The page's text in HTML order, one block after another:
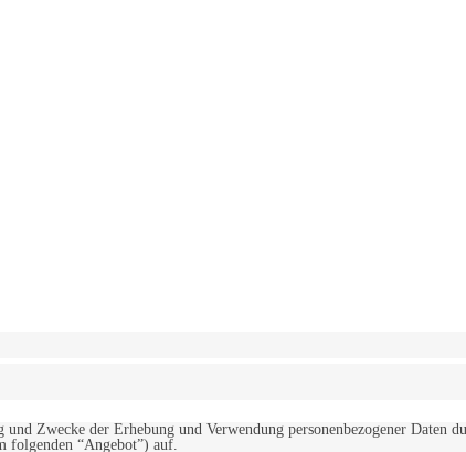
und Zwecke der Erhebung und Verwendung personenbezogener
“Angebot”) auf.